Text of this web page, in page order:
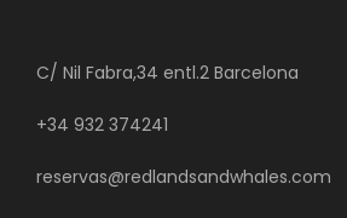
C/ Nil Fabra,34 entl.2 Barcelona
+34 932 374241
reservas@redlandsandwhales.com